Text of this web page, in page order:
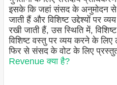
इसके कि जहां संसद के अनुमोदन से
जाती हैं और विशिष्ट उद्देश्यों पर
रखी जाती हैं, उस स्थिति में,
विशिष्ट वस्तु पर व्यय करने के
फिर से संसद के वोट के लिए प्रस्तुत
Revenue क्या है?